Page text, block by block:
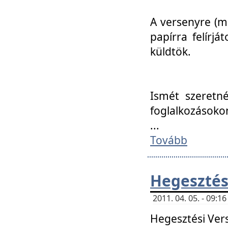
A versenyre
papírra
küldtök.
Ismét
...
Tovább
2011. 04. 05. -
Hegesztési